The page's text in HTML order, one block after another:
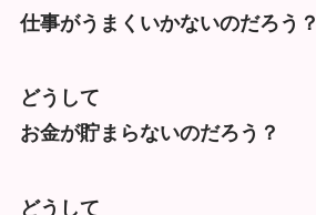
仕事がうまくいかないのだろう？
どうして
お金が貯まらないのだろう？
どうして